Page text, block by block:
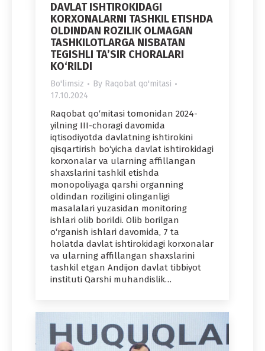
DAVLAT ISHTIROKIDAGI
KORXONALARNI TASHKIL ETISHDA
OLDINDAN ROZILIK OLMAGAN
TASHKILOTLARGA NISBATAN
TEGISHLI TA’SIR CHORALARI
KO‘RILDI
Bo'limsiz By Raqobat qo'mitasi
17.10.2024
Raqobat qo‘mitasi tomonidan 2024-
yilning III-choragi davomida
iqtisodiyotda davlatning ishtirokini
qisqartirish bo‘yicha davlat ishtirokidagi
korxonalar va ularning affillangan
shaxslarini tashkil etishda
monopoliyaga qarshi organning
oldindan roziligini olinganligi
masalalari yuzasidan monitoring
ishlari olib borildi. Olib borilgan
o‘rganish ishlari davomida, 7 ta
holatda davlat ishtirokidagi korxonalar
va ularning affillangan shaxslarini
tashkil etgan Andijon davlat tibbiyot
instituti Qarshi muhandislik…